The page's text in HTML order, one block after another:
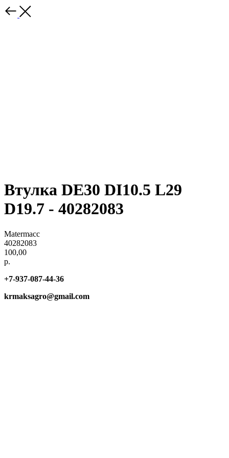
Втулка DE30 DI10.5 L29
D19.7 - 40282083
Matermacc
40282083
100,00
р.
+7-937-087-44-36
krmaksagro@gmail.com